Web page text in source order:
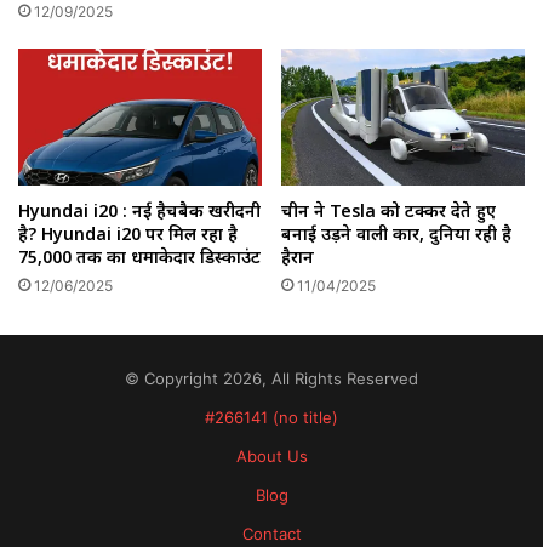
12/09/2025
Hyundai i20 : नई हैचबैक खरीदनी
है? Hyundai i20 पर मिल रहा है
₹75,000 तक का धमाकेदार डिस्काउंट
12/06/2025
चीन ने Tesla को टक्कर देते हुए
बनाई उड़ने वाली कार, दुनिया रही है
हैरान
11/04/2025
© Copyright 2026, All Rights Reserved
#266141 (no title)
About Us
Blog
Contact